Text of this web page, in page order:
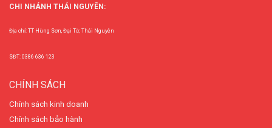
CHI NHÁNH THÁI NGUYÊN:
Địa chỉ: TT Hùng Sơn, Đại Từ, Thái Nguyên
SĐT: 0386 636 123
CHÍNH SÁCH
Chính sách kinh doanh
Chính sách bảo hành